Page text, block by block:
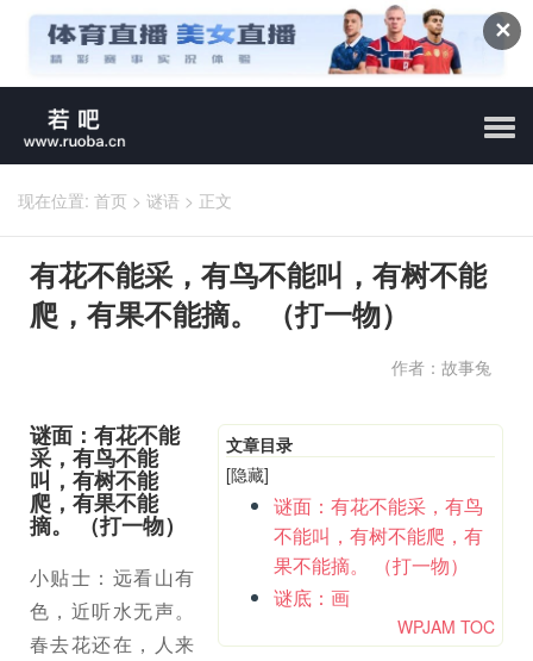
✕
现在位置: 首页 > 谜语 > 正文
有花不能采，有鸟不能叫，有树不能
爬，有果不能摘。 （打一物）
作者：故事兔
文章目录
[隐藏]
谜面：有花不能采，有鸟
不能叫，有树不能爬，有
果不能摘。 （打一物）
谜底：画
WPJAM TOC
谜面：有花不能
采，有鸟不能
叫，有树不能
爬，有果不能
摘。 （打一物）
小贴士：远看山有
色，近听水无声。
春去花还在，人来